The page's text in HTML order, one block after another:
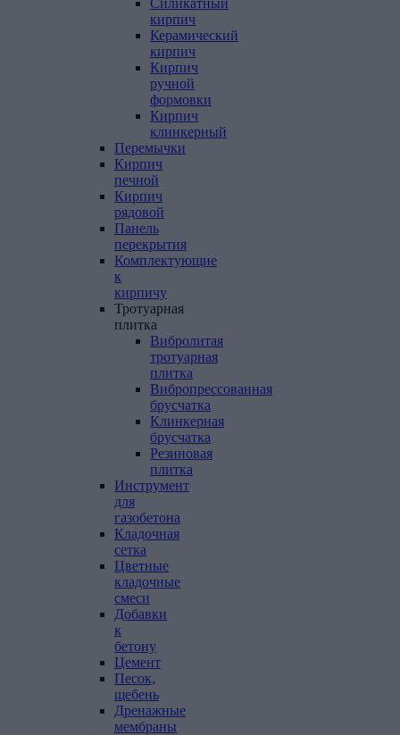
Силикатный
кирпич
Керамический
кирпич
Кирпич
ручной
формовки
Кирпич
клинкерный
Перемычки
Кирпич
печной
Кирпич
рядовой
Панель
перекрытия
Комплектующие
к
кирпичу
Тротуарная
плитка
Вибролитая
тротуарная
плитка
Вибропрессованная
брусчатка
Клинкерная
брусчатка
Резиновая
плитка
Инструмент
для
газобетона
Кладочная
сетка
Цветные
кладочные
смеси
Добавки
к
бетону
Цемент
Песок,
щебень
Дренажные
мембраны